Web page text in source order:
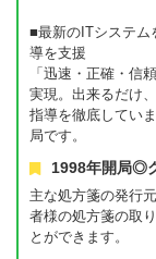
■最新のITシステム
導を支援
「迅速・正確・信
実現。出来るだけ
指導を徹底してい
局です。
1998年開局◎
主な処方箋の発行
者様の処方箋の取
とができます。